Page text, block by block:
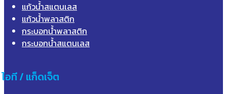
แก้วน้ำสแตนเลส
แก้วน้ำพลาสติก
กระบอกน้ำพลาสติก
กระบอกน้ำสแตนเลส
ไอที / แก็ดเจ็ต